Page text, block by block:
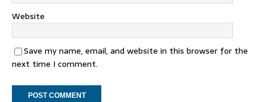
Website
Save my name, email, and website in this browser for the
next time I comment.